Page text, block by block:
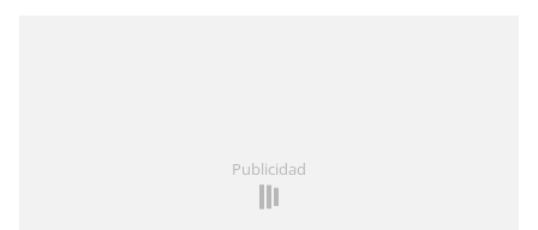
Publicidad